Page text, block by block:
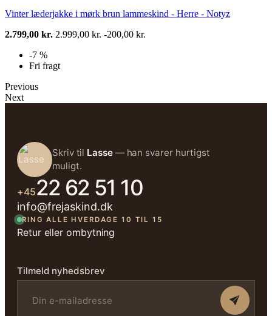
Vinter læderjakke i mørk brun lammeskind - Herre - Notyz
2.799,00 kr. 2.999,00 kr. -200,00 kr.
-7 %
Fri fragt
Previous
Next
Skriv til Lasse— han svarer hurtigst
muligt.
+4522 62 51 10
info@frejaskind.dk
RING ALLE HVERDAGE 10 TIL 15
Retur eller ombytning
Tilmeld nyhedsbrev